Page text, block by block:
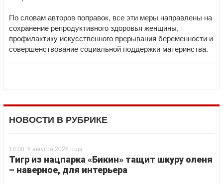
По словам авторов поправок, все эти меры направлены на
сохранение репродуктивного здоровья женщины,
профилактику искусственного прерывания беременности и
совершенствование социальной поддержки материнства.
НОВОСТИ В РУБРИКЕ
18:00, 6 августа 2026 года
Тигр из нацпарка «Бикин» тащит шкуру оленя
– наверное, для интерьера